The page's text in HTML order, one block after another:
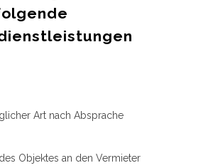
Art nach Absprache
Objektes an den Vermieter